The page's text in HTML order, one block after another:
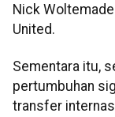
Nick
United.
Sementara itu,
pertumbuhan
transfer